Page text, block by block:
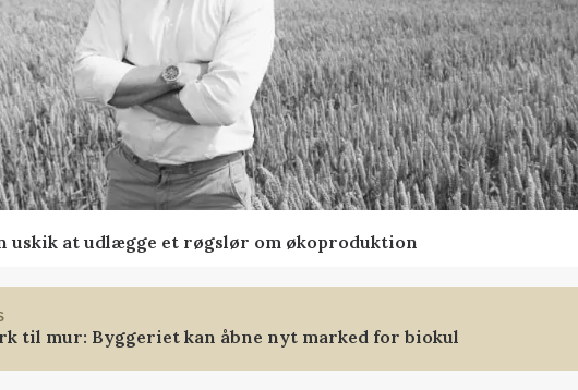
uskik at udlægge et røgslør om økoproduktion
til mur: Byggeriet kan åbne nyt marked for biokul